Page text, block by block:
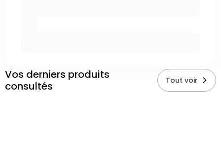
Vos derniers produits
consultés
Tout voir